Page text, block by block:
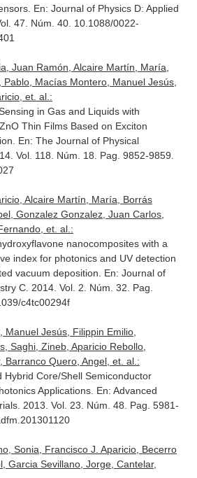
En: Journal of Physics D: Applied
47. Núm. 40. 10.1088/0022-
Juan Ramón, Alcaire Martín, María,
Pablo, Macías Montero, Manuel Jesús,
et. al.:
in Gas and Liquids with
Thin Films Based on Exciton
En: The Journal of Physical
Vol. 118. Núm. 18. Pag. 9852-9859.
Alcaire Martín, María, Borrás
Gonzalez Gonzalez, Juan Carlos,
et. al.:
nanocomposites with a
index for photonics and UV detection
vacuum deposition. En: Journal of
C. 2014. Vol. 2. Núm. 32. Pag.
c4tc00294f
Manuel Jesús, Filippin Emilio,
Saghi, Zineb, Aparicio Rebollo,
Barranco Quero, Angel, et. al.:
Hybrid Core/Shell Semiconductor
Applications. En: Advanced
. 2013. Vol. 23. Núm. 48. Pag. 5981-
Sonia, Francisco J. Aparicio, Becerro
Garcia Sevillano, Jorge, Cantelar,